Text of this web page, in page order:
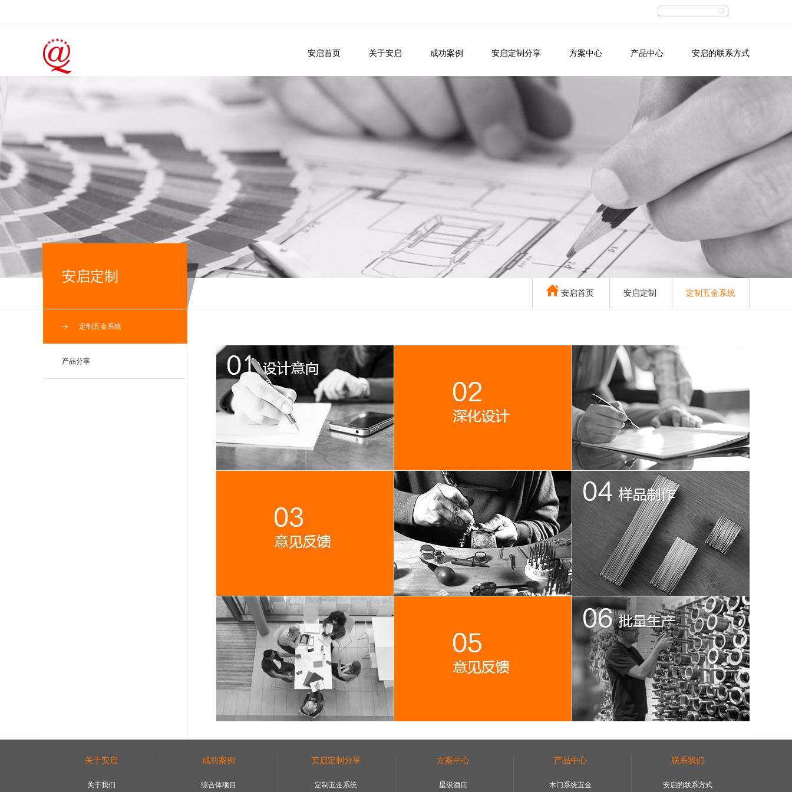
安启首页 关于安启 成功案例 安启定制分享 方案中心 产品中心 安启的联系方式
安启首页 安启定制 定制五金系统
定制五金系统
产品分享
安启定制
关于安启
关于我们
成功案例
综合体项目
安启定制分享
定制五金系统
方案中心
星级酒店
产品中心
木门系统五金
联系我们
安启的联系方式